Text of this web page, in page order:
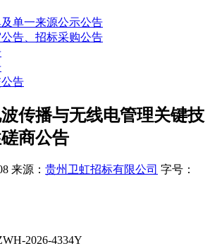
单一来源公示公告
告、招标采购公告
告
传播与无线电管理关键技
商公告
来源： 贵州卫虹招标有限公司 字号：
2026-4334Y